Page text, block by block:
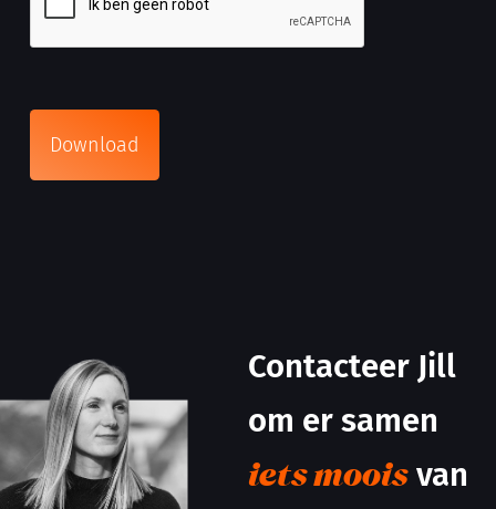
Contacteer Jill
om er samen
iets moois van